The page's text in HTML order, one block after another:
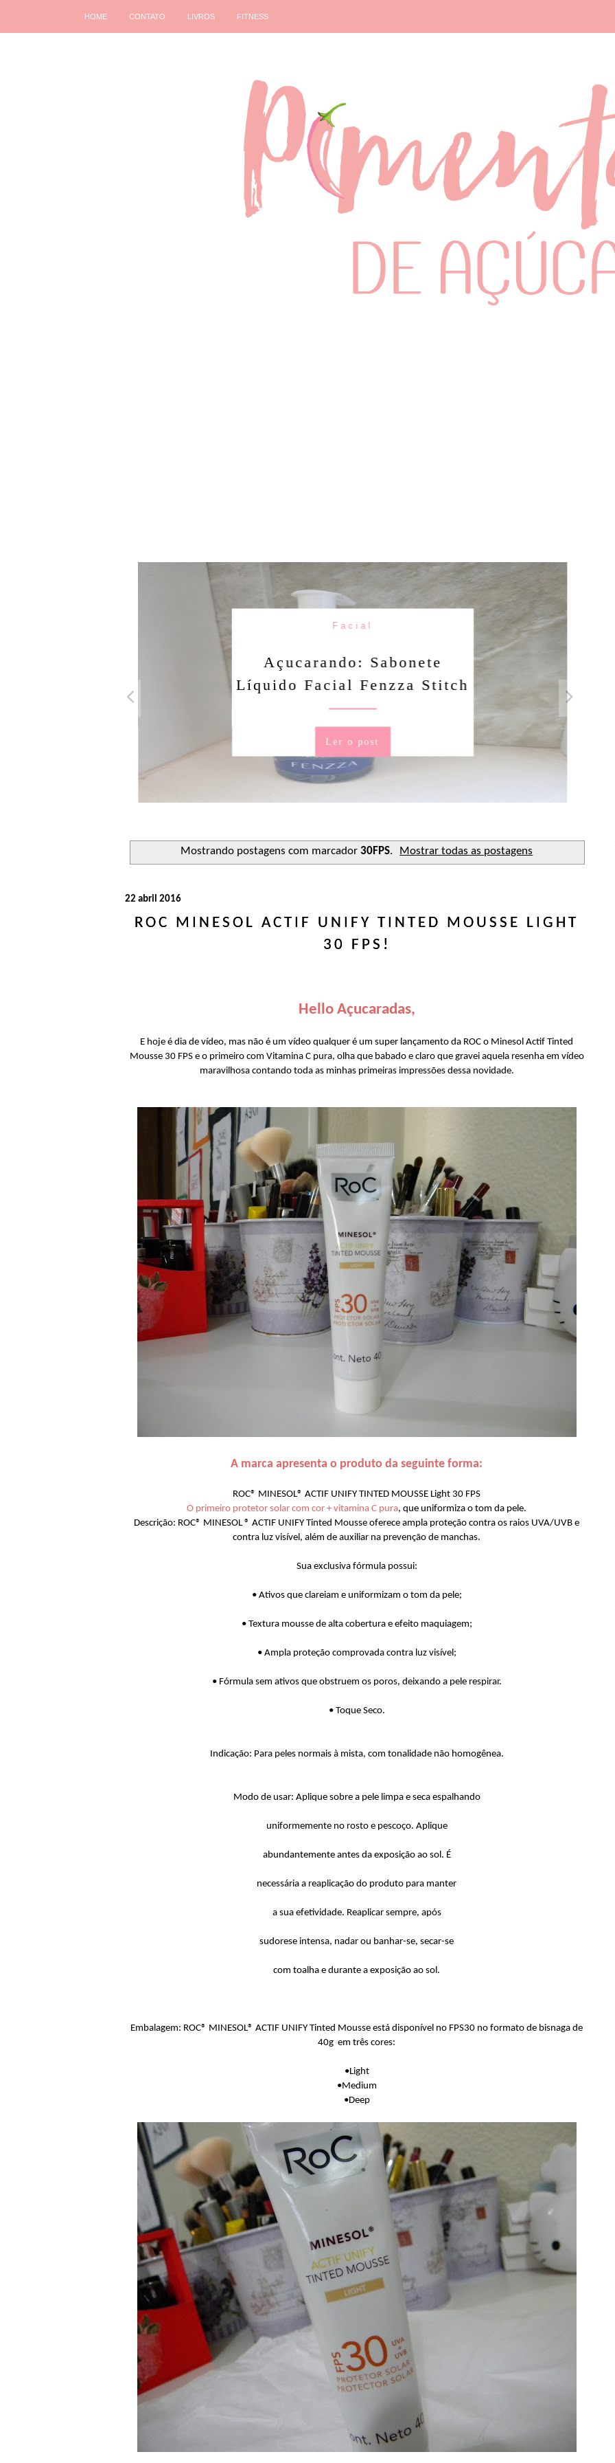
HOME CONTATO LIVROS FITNESS
Facial
Açucarando: Sabonete
Líquido Facial Fenzza Stitch
Ler o post
Mostrando postagens com marcador 30FPS. Mostrar todas as postagens
22 abril 2016
ROC MINESOL ACTIF UNIFY TINTED MOUSSE LIGHT
30 FPS!
Hello Açucaradas,
E hoje é dia de vídeo, mas não é um vídeo qualquer é um super lançamento da ROC o Minesol Actif Tinted
Mousse 30 FPS e o primeiro com Vitamina C pura, olha que babado e claro que gravei aquela resenha em vídeo
maravilhosa contando toda as minhas primeiras impressões dessa novidade.
A marca apresenta o produto da seguinte forma:
ROC® MINESOL® ACTIF UNIFY TINTED MOUSSE Light 30 FPS
O primeiro protetor solar com cor + vitamina C pura, que uniformiza o tom da pele.
Descrição: ROC® MINESOL ® ACTIF UNIFY Tinted Mousse oferece ampla proteção contra os raios UVA/UVB e
contra luz visível, além de auxiliar na prevenção de manchas.
Sua exclusiva fórmula possui:
• Ativos que clareiam e uniformizam o tom da pele;
• Textura mousse de alta cobertura e efeito maquiagem;
• Ampla proteção comprovada contra luz visível;
• Fórmula sem ativos que obstruem os poros, deixando a pele respirar.
• Toque Seco.
Indicação: Para peles normais à mista, com tonalidade não homogênea.
Modo de usar: Aplique sobre a pele limpa e seca espalhando
uniformemente no rosto e pescoço. Aplique
abundantemente antes da exposição ao sol. É
necessária a reaplicação do produto para manter
a sua efetividade. Reaplicar sempre, após
sudorese intensa, nadar ou banhar-se, secar-se
com toalha e durante a exposição ao sol.
Embalagem: ROC® MINESOL® ACTIF UNIFY Tinted Mousse está disponível no FPS30 no formato de bisnaga de
40g em três cores:
•Light
•Medium
•Deep